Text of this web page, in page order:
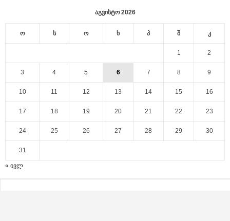
აგვისტო 2026
ო ს ო ხ პ შ კ
1 2
3 4 5 6 7 8 9
10 11 12 13 14 15 16
17 18 19 20 21 22 23
24 25 26 27 28 29 30
31
« ივლ